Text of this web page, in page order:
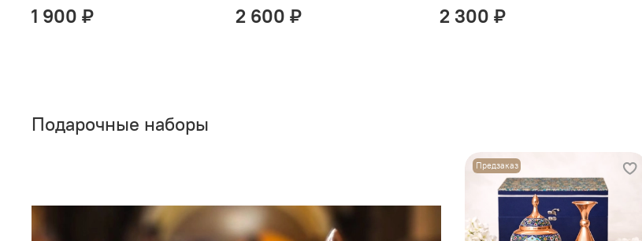
1 900 ₽ 2 600 ₽ 2 300 ₽
Подарочные наборы
Предзаказ